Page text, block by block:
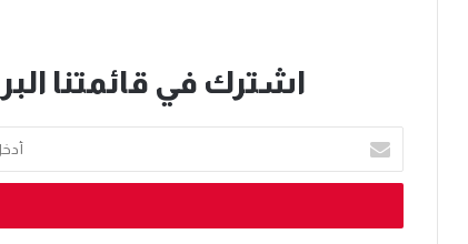
اشترك في قائمتنا
بريدك
الإلكتروني